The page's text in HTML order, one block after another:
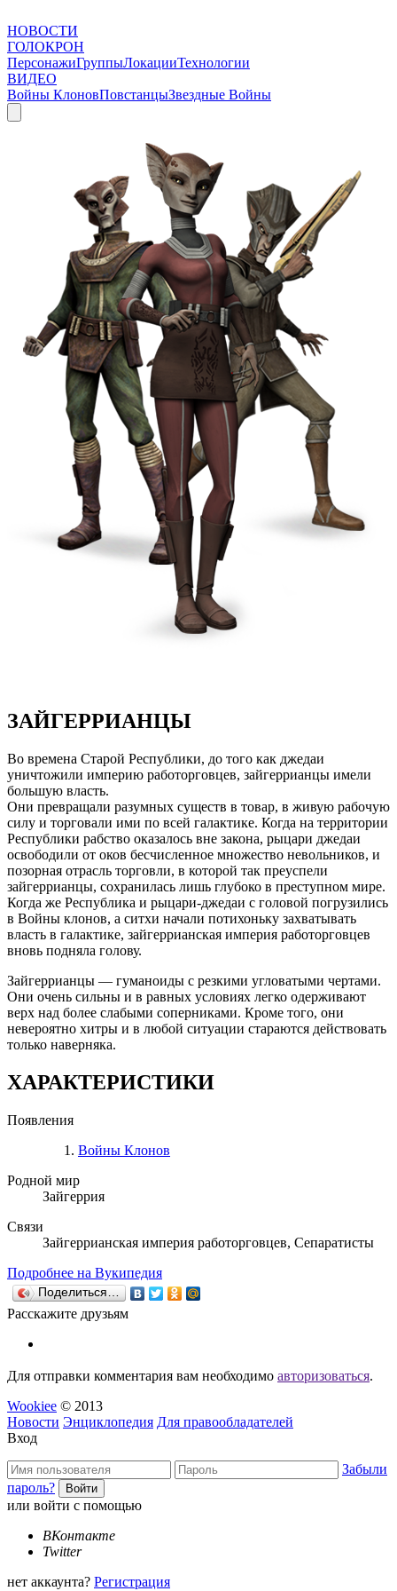
НОВОСТИ
ГОЛОКРОН
ПерсонажиГруппыЛокацииТехнологии
ВИДЕО
Войны КлоновПовстанцыЗвездные Войны
ЗАЙГЕРРИАНЦЫ
Во времена Старой Республики, до того как джедаи
уничтожили империю работорговцев, зайгеррианцы имели
большую власть.
Они превращали разумных существ в товар, в живую рабочую
силу и торговали ими по всей галактике. Когда на территории
Республики рабство оказалось вне закона, рыцари джедаи
освободили от оков бесчисленное множество невольников, и
позорная отрасль торговли, в которой так преуспели
зайгеррианцы, сохранилась лишь глубоко в преступном мире.
Когда же Республика и рыцари-джедаи с головой погрузились
в Войны клонов, а ситхи начали потихоньку захватывать
власть в галактике, зайгеррианская империя работорговцев
вновь подняла голову.
Зайгеррианцы — гуманоиды с резкими угловатыми чертами.
Они очень сильны и в равных условиях легко одерживают
верх над более слабыми соперниками. Кроме того, они
невероятно хитры и в любой ситуации стараются действовать
только наверняка.
ХАРАКТЕРИСТИКИ
Появления
Войны Клонов
Родной мир
Зайгеррия
Связи
Зайгеррианская империя работорговцев, Cепаратисты
Подробнее на Вукипедия
Поделиться…
Расскажите друзьям
Для отправки комментария вам необходимо авторизоваться.
Wookiee © 2013
Новости Энциклопедия Для правообладателей
Вход
Забыли
пароль?
или войти с помощью
ВКонтакте
Twitter
нет аккаунта? Регистрация